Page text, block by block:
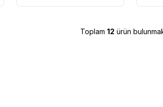
Toplam 12 ürün